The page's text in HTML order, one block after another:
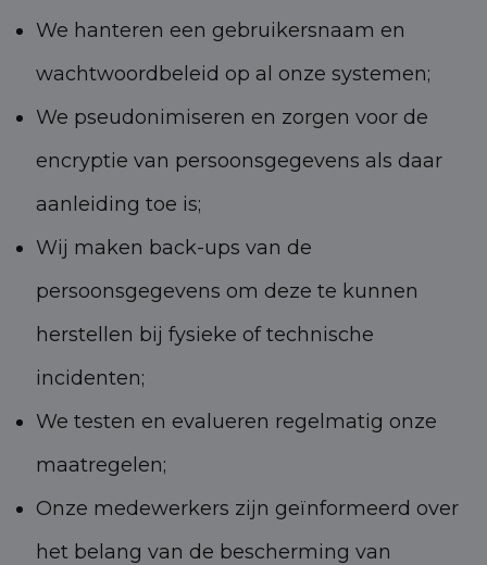
We hanteren een gebruikersnaam en
wachtwoordbeleid op al onze systemen;
We pseudonimiseren en zorgen voor de
encryptie van persoonsgegevens als daar
aanleiding toe is;
Wij maken back-ups van de
persoonsgegevens om deze te kunnen
herstellen bij fysieke of technische
incidenten;
We testen en evalueren regelmatig onze
maatregelen;
Onze medewerkers zijn geïnformeerd over
het belang van de bescherming van